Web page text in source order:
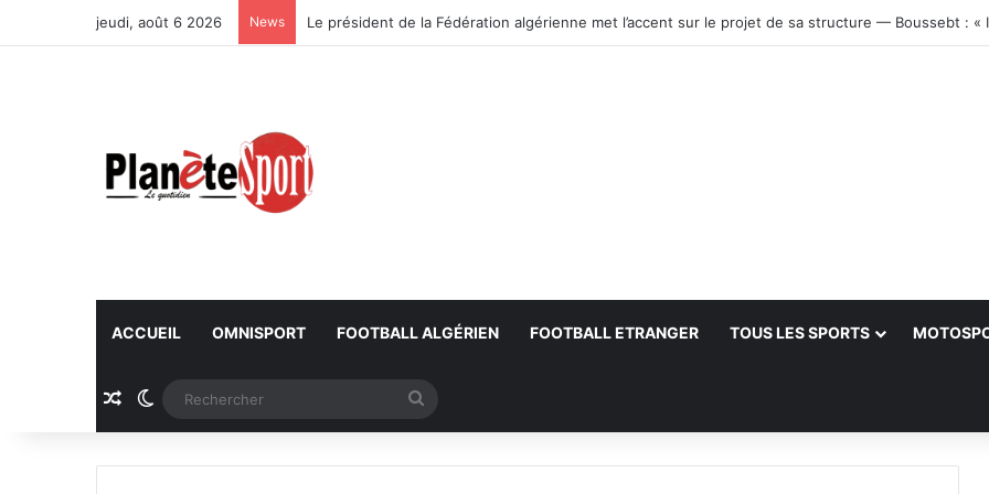
jeudi, août 6 2026 News
ACCUEIL OMNISPORT FOOTBALL ALGÉRIEN FOOTBALL ETRANGER TOUS LES SPORTS
Article Aléatoire
Switch skin